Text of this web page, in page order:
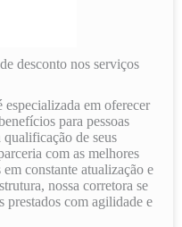
desconto nos serviços
especializada em oferecer
para pessoas
qualificação de seus
com as melhores
constante atualização e
nossa corretora se
prestados com agilidade e